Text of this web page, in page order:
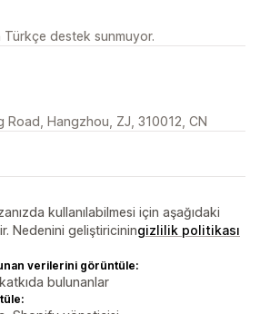
destek sunmuyor.
Road, Hangzhou, ZJ, 310012, CN
kullanılabilmesi için aşağıdaki
Nedenini geliştiriciningizlilik politikası
verilerini görüntüle:
bulunanlar